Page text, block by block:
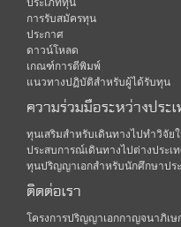
ประเภททุน
การรับสมัครทุน
ประกาศ
ดาวน์โหลด
เกณฑ์การตีพิมพ์
แนวทางปฏิบัติสำหรับผู้ได้รับทุน
ความร่วมมือระหว่างประ
ทุนเสริมสำหรับเดินทางไปทำวิจัย
ประสบการณ์เดินทางไปต่างประเ
ทุนปริญญาเอกสำหรับนักศึกษาปร
ติดต่อเรา
โครงการปริญญาเอกกาญจนาภิเ